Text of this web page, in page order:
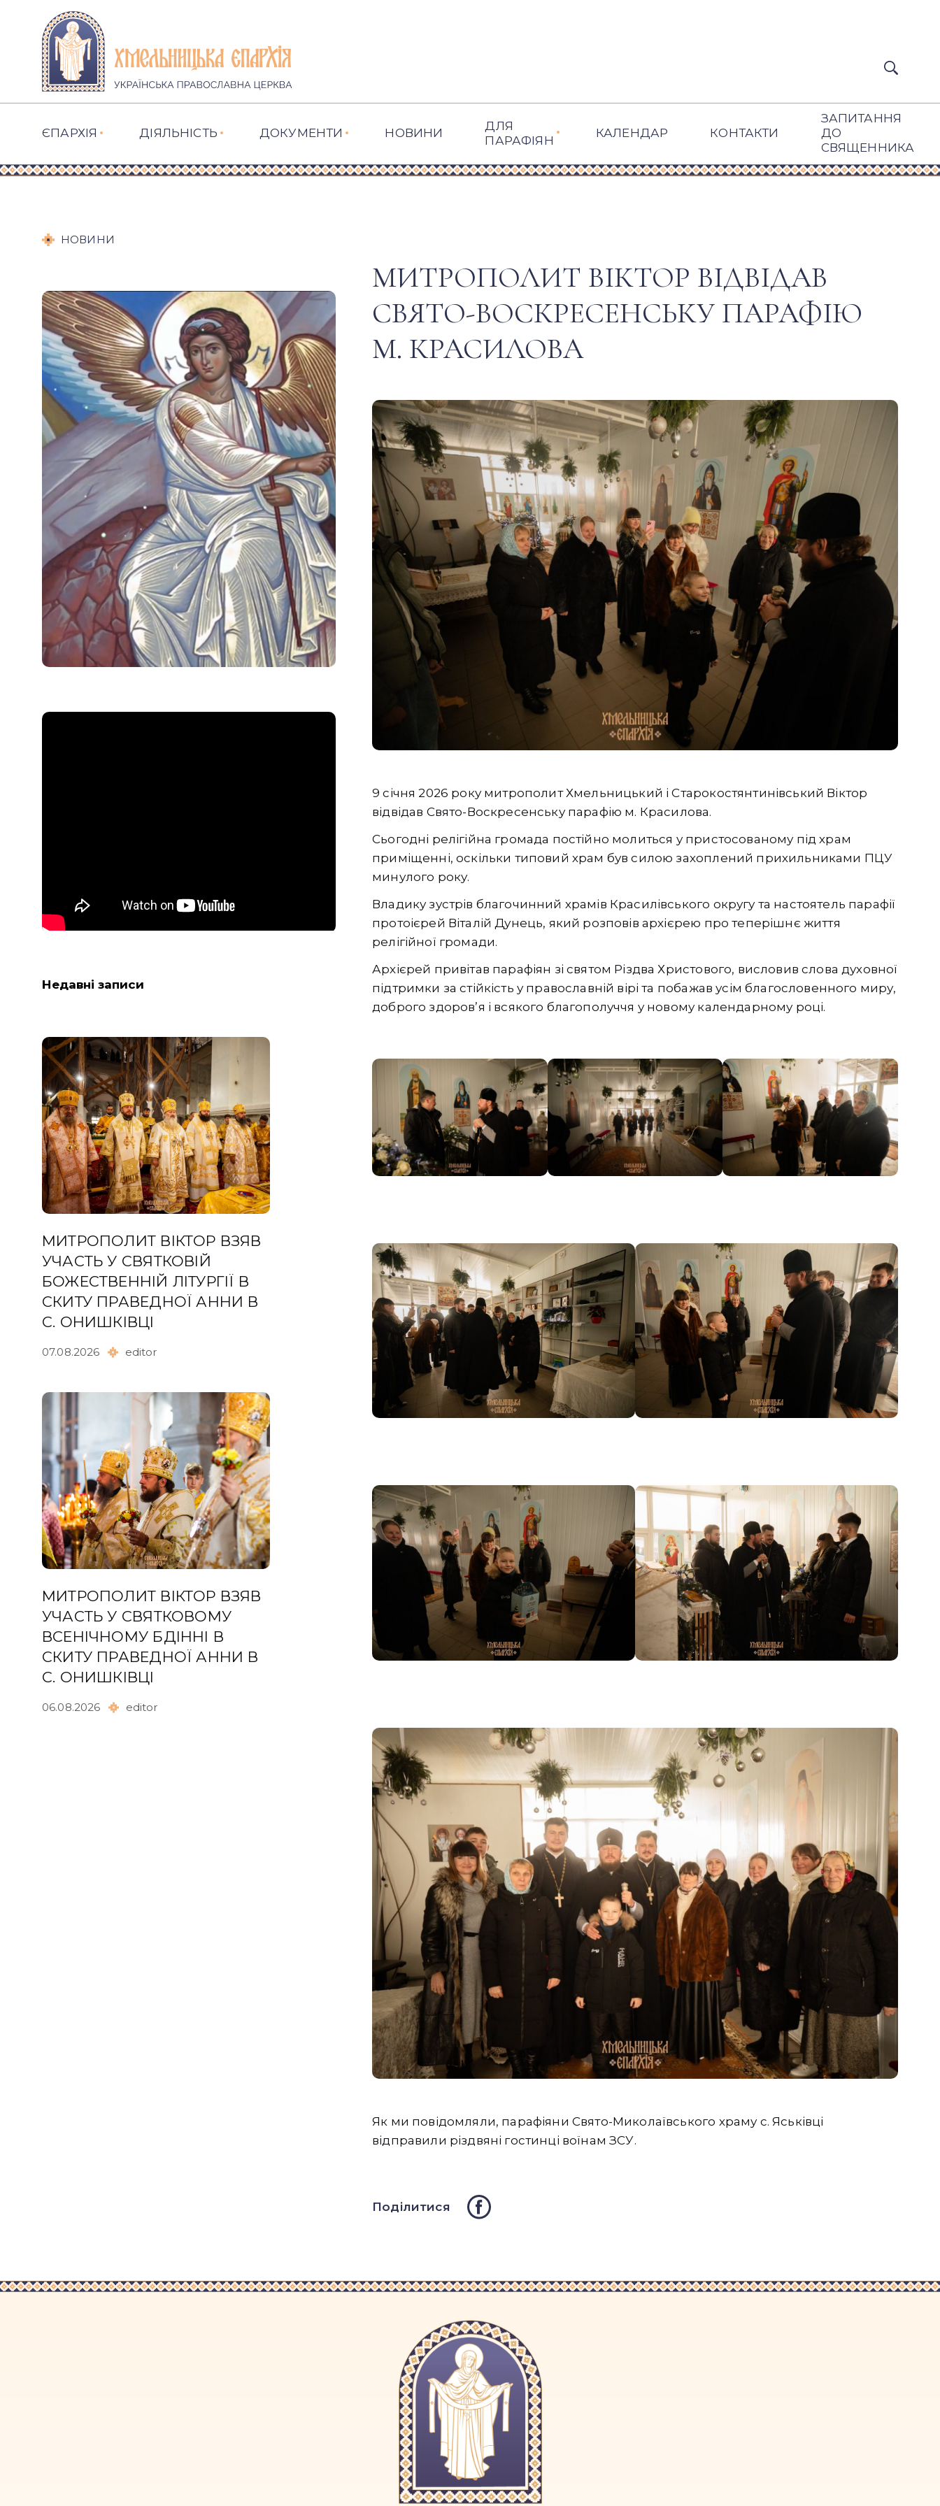
ЄПАРХІЯ ДІЯЛЬНІСТЬ ДОКУМЕНТИ НОВИНИ
ДЛЯ
ПАРАФІЯН
КАЛЕНДАР КОНТАКТИ
ЗАПИТАННЯ
ДО
СВЯЩЕННИКА
НОВИНИ
Недавні записи
МИТРОПОЛИТ ВІКТОР ВЗЯВ
УЧАСТЬ У СВЯТКОВІЙ
БОЖЕСТВЕННІЙ ЛІТУРГІЇ В
СКИТУ ПРАВЕДНОЇ АННИ В
С. ОНИШКІВЦІ
07.08.2026 editor
МИТРОПОЛИТ ВІКТОР ВЗЯВ
УЧАСТЬ У СВЯТКОВОМУ
ВСЕНІЧНОМУ БДІННІ В
СКИТУ ПРАВЕДНОЇ АННИ В
С. ОНИШКІВЦІ
06.08.2026 editor
МИТРОПОЛИТ ВІКТОР ВІДВІДАВ
СВЯТО-ВОСКРЕСЕНСЬКУ ПАРАФІЮ
М. КРАСИЛОВА
9січня 2026 року митрополит Хмельницький і Старокостянтинівський Віктор
відвідав Свято-Воскресенську парафію м. Красилова.
Сьогодні релігійна громада постійно молиться у пристосованому під храм
приміщенні, оскільки типовий храм був силою захоплений прихильниками ПЦУ
минулого року.
Владику зустрів благочинний храмів Красилівського округу та настоятель парафії
протоієрей Віталій Дунець, який розповів архієрею про теперішнє життя
релігійної громади.
Архієрей привітав парафіян зі святом Різдва Христового, висловив слова духовної
підтримки за стійкість у православній вірі та побажав усім благословенного миру,
доброго здоровʼя і всякого благополуччя у новому календарному році.
Як ми повідомляли, парафіяни Свято-Миколаївського храму с. Яськівці
відправили різдвяні гостинці воїнам ЗСУ.
Поділитися